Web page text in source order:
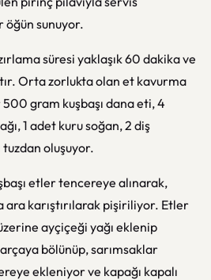
sunuyor.
süresi yaklaşık 60 dakika ve
Orta zorlukta olan et kavurma
gram kuşbaşı dana eti, 4
1 adet kuru soğan, 2 diş
tuzdan oluşuyor.
etler tencereye alınarak,
ara karıştırılarak pişiriliyor. Etler
ayçiçeği yağı eklenip
bölünüp, sarımsaklar
ekleniyor ve kapağı kapalı